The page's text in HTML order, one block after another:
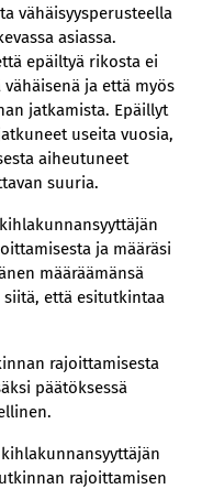
vähäisyysperusteella
asiassa.
epäiltyä rikosta ei
ja että myös
jatkamista. Epäillyt
useita vuosia,
aiheutuneet
suuria.
ja määräsi
määräämänsä
että esitutkintaa
rajoittamisesta
päätöksessä
rajoittamisen